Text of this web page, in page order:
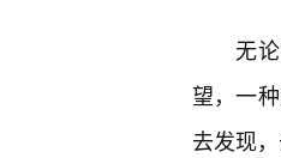
无
望，一
去发现